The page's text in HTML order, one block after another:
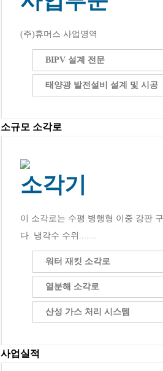
(주)휴머스 사업영역
BIPV 설계 전문
태양광 발전설비 설계 및 시공
소규모 소각로
소각기
이 소각로는 수평 병행형 이중 강판
다. 냉각수 수위.......
워터 재킷 소각로
열분해 소각로
산성 가스 처리 시스템
사업실적